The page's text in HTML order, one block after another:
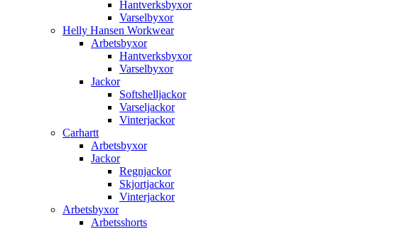
Hantverksbyxor
Varselbyxor
Helly Hansen Workwear
Arbetsbyxor
Hantverksbyxor
Varselbyxor
Jackor
Softshelljackor
Varseljackor
Vinterjackor
Carhartt
Arbetsbyxor
Jackor
Regnjackor
Skjortjackor
Vinterjackor
Arbetsbyxor
Arbetsshorts